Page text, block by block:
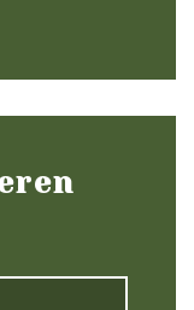
((öffnet ein